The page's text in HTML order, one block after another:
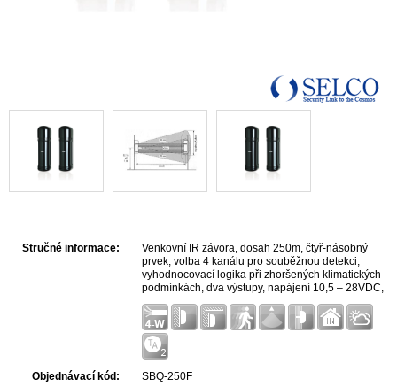
Stručné informace:
Venkovní IR závora, dosah 250m, čtyř-násobný
prvek, volba 4 kanálu pro souběžnou detekci,
vyhodnocovací logika při zhoršených klimatických
podmínkách, dva výstupy, napájení 10,5 – 28VDC,
100mA
Objednávací kód:
SBQ-250F